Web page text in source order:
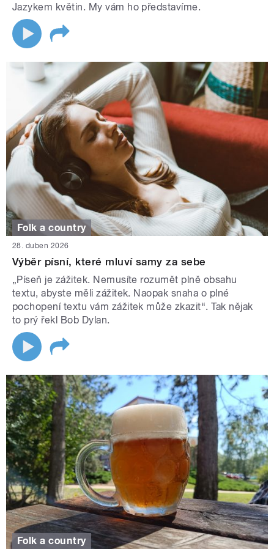
Jazykem květin. My vám ho představíme.
Folk a country
28. duben 2026
Výběr písní, které mluví samy za sebe
„Píseň je zážitek. Nemusíte rozumět plně obsahu
textu, abyste měli zážitek. Naopak snaha o plné
pochopení textu vám zážitek může zkazit“. Tak nějak
to prý řekl Bob Dylan.
Folk a country